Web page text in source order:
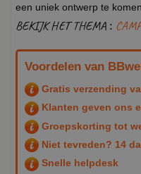
een uniek ontwerp te komen
BEKIJK HET THEMA :
Voordelen van
Gratis verzending
Klanten geven ons
Groepskorting tot
Niet tevreden? 14
Snelle helpdesk